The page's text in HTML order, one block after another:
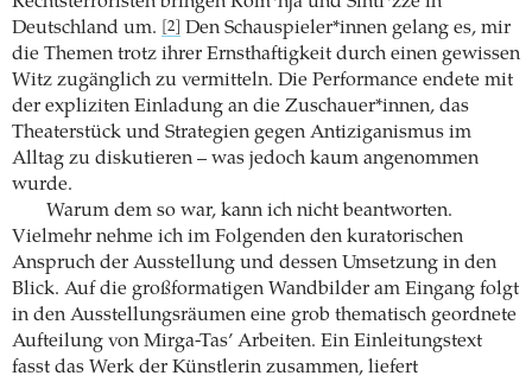
Deutschland um.
[2]
Den Schauspieler*innen gelang es, mir
die Themen trotz ihrer Ernsthaftigkeit durch einen gewissen
Witz zugänglich zu vermitteln. Die Performance endete mit
der expliziten Einladung an die Zuschauer*innen, das
Theaterstück und Strategien gegen Antiziganismus im
Alltag zu diskutieren – was jedoch kaum angenommen
wurde.
Warum dem so war, kann ich nicht beantworten.
Vielmehr nehme ich im Folgenden den kuratorischen
Anspruch der Ausstellung und dessen Umsetzung in den
Blick. Auf die großformatigen Wandbilder am Eingang folgt
in den Ausstellungsräumen eine grob thematisch geordnete
Aufteilung von Mirga-Tas’ Arbeiten. Ein Einleitungstext
fasst das Werk der Künstlerin zusammen, liefert